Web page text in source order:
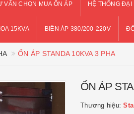
VẤN CHỌN MUA ỔN ÁP HỆ THỐNG ĐẠI
15KVA BIẾN ÁP 380/200-220V
ỔN ÁP STANDA 10KVA 3 PHA
ỔN ÁP
Thương hiệu: